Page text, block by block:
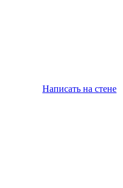
Написать на стене